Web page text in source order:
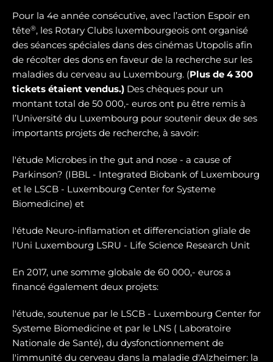
Pour la 4e année consécutive, avec l’action Espoir en
tête®, les Rotary Clubs luxembourgeois ont organisé
des séances spéciales dans des cinémas Utopolis afin
de récolter des dons en faveur de la recherche sur les
maladies du cerveau au Luxembourg. (Plus de 4 300
tickets étaient vendus.) Des chèques pour un
montant total de 50 000,- euros ont pu être remis à
l’Université du Luxembourg pour soutenir deux de ses
importants projets de recherche, à savoir:
l'étude Microbes in the gut and nose - a cause of
Parkinson? (IBBL - Integrated Biobank of Luxembourg
et le LSCB - Luxembourg Center for Systeme
Biomedicine) et
l'étude Neuro-inflamation et differenciation gliale de
l'Uni Luxembourg LSRU - Life Science Research Unit
En 2017, une somme globale de 60 000,- euros a
financé également deux projets:
l'étude, soutenue par le LSCB - Luxembourg Center for
Systeme Biomedicine et par le LNS ( Laboratoire
Nationale de Santé), du dysfonctionnement de
l'immunité du cerveau dans la maladie d'Alzheimer: la